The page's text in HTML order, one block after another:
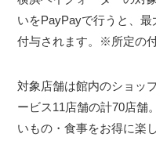
いをPayPayで行うと、
付与されます。※所定の
対象店舗は館内のショッ
ービス11店舗の計70店舗
いもの・食事をお得に楽